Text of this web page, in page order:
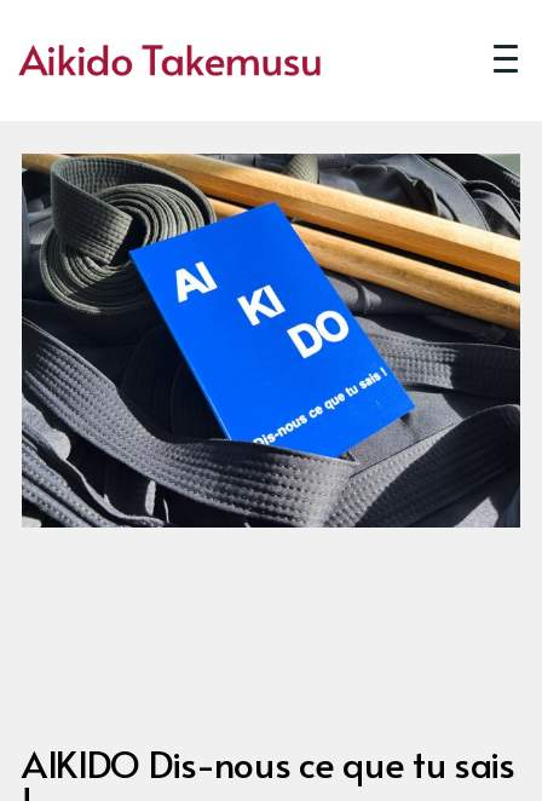
AIKIDO Dis-nous ce que tu sais